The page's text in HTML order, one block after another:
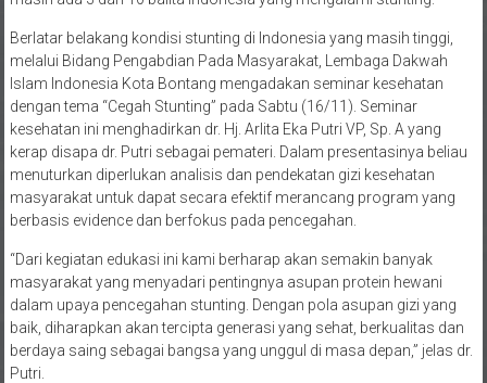
Berlatar belakang kondisi stunting di Indonesia yang masih tinggi,
melalui Bidang Pengabdian Pada Masyarakat, Lembaga Dakwah
Islam Indonesia Kota Bontang mengadakan seminar kesehatan
dengan tema “Cegah Stunting” pada Sabtu (16/11). Seminar
kesehatan ini menghadirkan dr. Hj. Arlita Eka Putri VP, Sp. A yang
kerap disapa dr. Putri sebagai pemateri. Dalam presentasinya beliau
menuturkan diperlukan analisis dan pendekatan gizi kesehatan
masyarakat untuk dapat secara efektif merancang program yang
berbasis evidence dan berfokus pada pencegahan.
“Dari kegiatan edukasi ini kami berharap akan semakin banyak
masyarakat yang menyadari pentingnya asupan protein hewani
dalam upaya pencegahan stunting. Dengan pola asupan gizi yang
baik, diharapkan akan tercipta generasi yang sehat, berkualitas dan
berdaya saing sebagai bangsa yang unggul di masa depan,” jelas dr.
Putri.